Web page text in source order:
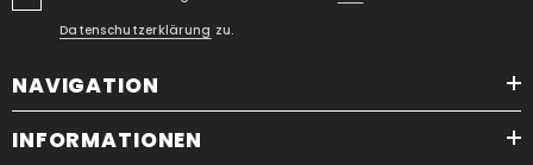
Datenschutzerklärung zu.
NAVIGATION
INFORMATIONEN